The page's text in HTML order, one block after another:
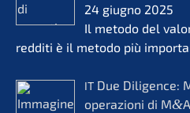
24 giugno 2025
Il metodo del
reddi­ti è il metodo più
IT Due Diligence:
opera­zio­ni di M&A